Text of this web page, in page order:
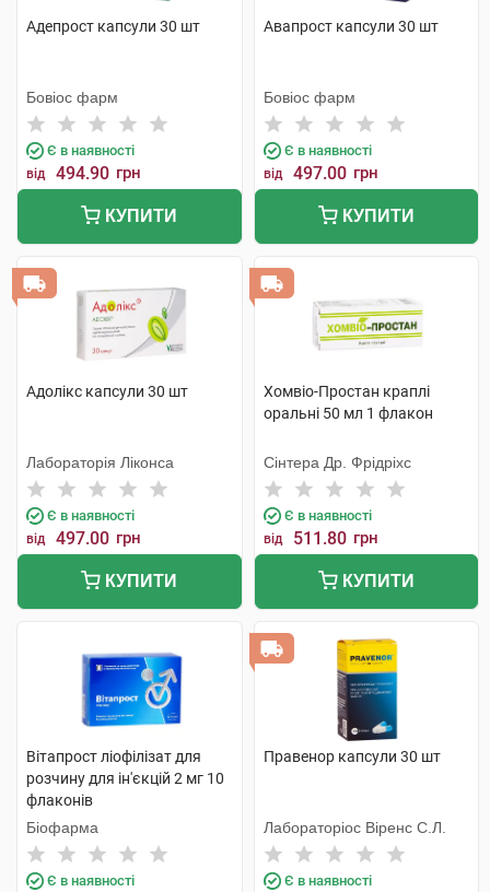
Адепрост капсули 30 шт
Бовіос фарм
Є в наявності
від 494.90 грн
КУПИТИ
Авапрост капсули 30 шт
Бовіос фарм
Є в наявності
від 497.00 грн
КУПИТИ
Адолікс капсули 30 шт
Лабораторія Ліконса
Є в наявності
від 497.00 грн
КУПИТИ
Хомвіо-Простан краплі
оральні 50 мл 1 флакон
Сінтера Др. Фрідріхс
Є в наявності
від 511.80 грн
КУПИТИ
Вітапрост ліофілізат для
розчину для ін'єкцій 2 мг 10
флаконів
Біофарма
Є в наявності
Правенор капсули 30 шт
Лабораторіос Віренс С.Л.
Є в наявності